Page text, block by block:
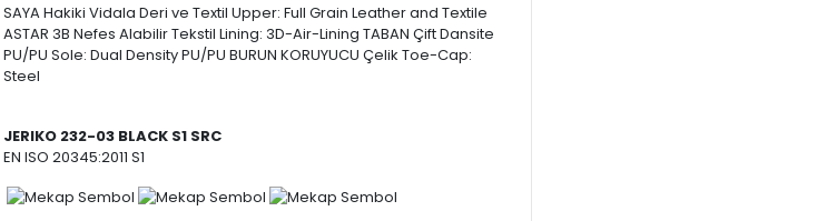
SAYA Hakiki Vidala Deri ve Textil Upper: Full Grain Leather and Textile
ASTAR 3B Nefes Alabilir Tekstil Lining: 3D-Air-Lining TABAN Çift Dansite
PU/PU Sole: Dual Density PU/PU BURUN KORUYUCU Çelik Toe-Cap:
Steel
JERIKO 232-03 BLACK S1 SRC
EN ISO 20345:2011 S1